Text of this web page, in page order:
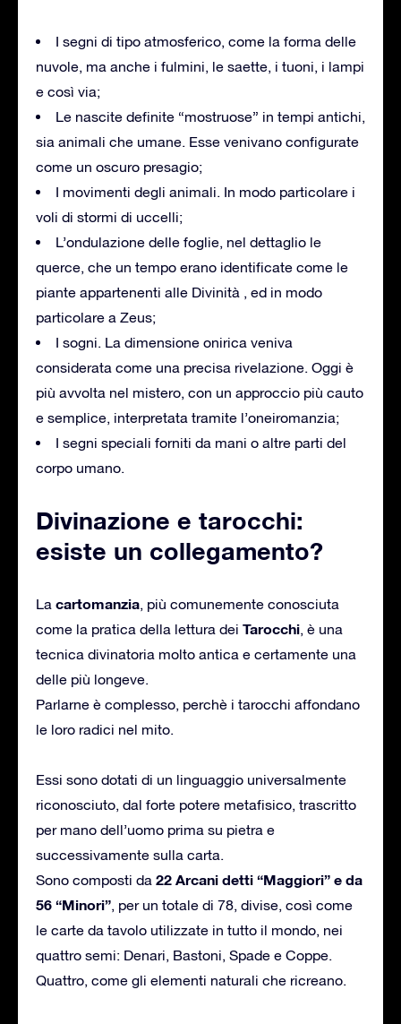
I segni di tipo atmosferico, come la forma delle
nuvole, ma anche i fulmini, le saette, i tuoni, i lampi
e così via;
Le nascite definite “mostruose” in tempi antichi,
sia animali che umane. Esse venivano configurate
come un oscuro presagio;
I movimenti degli animali. In modo particolare i
voli di stormi di uccelli;
L’ondulazione delle foglie, nel dettaglio le
querce, che un tempo erano identificate come le
piante appartenenti alle Divinità , ed in modo
particolare a Zeus;
I sogni. La dimensione onirica veniva
considerata come una precisa rivelazione. Oggi è
più avvolta nel mistero, con un approccio più cauto
e semplice, interpretata tramite l’oneiromanzia;
I segni speciali forniti da mani o altre parti del
corpo umano.
Divinazione e tarocchi:
esiste un collegamento?
La cartomanzia, più comunemente conosciuta
come la pratica della lettura dei Tarocchi, è una
tecnica divinatoria molto antica e certamente una
delle più longeve.
Parlarne è complesso, perchè i tarocchi affondano
le loro radici nel mito.
Essi sono dotati di un linguaggio universalmente
riconosciuto, dal forte potere metafisico, trascritto
per mano dell’uomo prima su pietra e
successivamente sulla carta.
Sono composti da 22 Arcani detti “Maggiori” e da
56 “Minori”, per un totale di 78, divise, così come
le carte da tavolo utilizzate in tutto il mondo, nei
quattro semi: Denari, Bastoni, Spade e Coppe.
Quattro, come gli elementi naturali che ricreano.